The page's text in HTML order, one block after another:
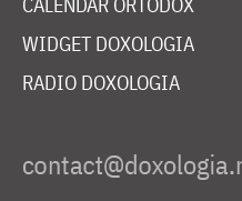
CALENDAR ORTODOX
WIDGET DOXOLOGIA
RADIO DOXOLOGIA